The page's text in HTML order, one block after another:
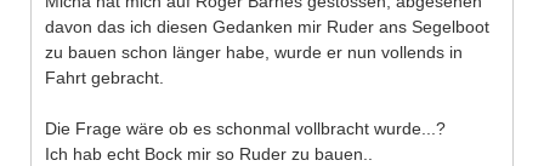
davon das ich diesen Gedanken mir Ruder ans Segelboot
zu bauen schon länger habe, wurde er nun vollends in
Fahrt gebracht.
Die Frage wäre ob es schonmal vollbracht wurde...?
Ich hab echt Bock mir so Ruder zu bauen..